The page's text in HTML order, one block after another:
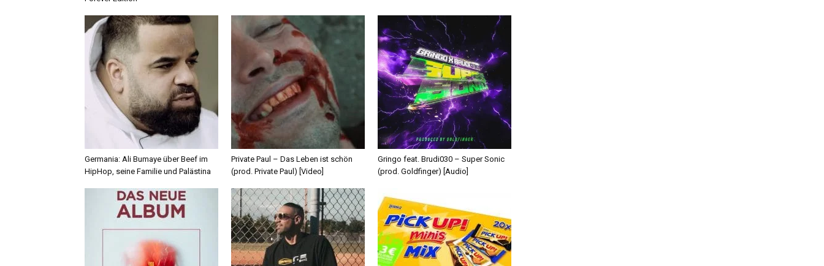
Germania: Ali Bumaye über Beef im
HipHop, seine Familie und Palästina
Private Paul – Das Leben ist schön
(prod. Private Paul) [Video]
Gringo feat. Brudi030 – Super Sonic
(prod. Goldfinger) [Audio]